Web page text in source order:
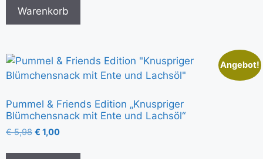
Warenkorb
Angebot!
Pummel & Friends Edition „Knuspriger
Blümchensnack mit Ente und Lachsöl“
€5,98 € 1,00